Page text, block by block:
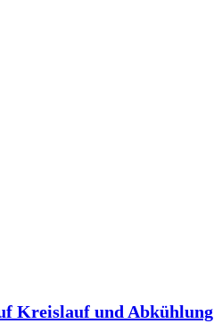
Kreislauf und Abkühlung